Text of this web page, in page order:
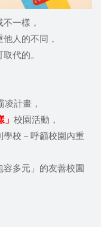
一樣，
人的不同，
代的。
凌計畫，
」 校園活動，
學校－呼籲校園內重
多元」的友善校園